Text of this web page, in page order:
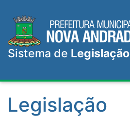
Sistema de Legislação
Legislação